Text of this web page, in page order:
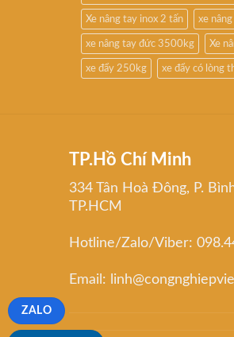
Xe nâng tay inox 2 tấn xe
xe nâng tay đức 3500kg Xe
xe đẩy 250kg xe đẩy có lòng
TP.Hồ Chí Minh
334 Tân Hoà Đông, P.
TP.HCM
Hotline/Zalo/Viber:
Email:
ZALO